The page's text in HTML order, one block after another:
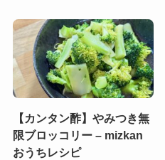
【カンタン酢】やみつき無
限ブロッコリー – mizkan
おうちレシピ